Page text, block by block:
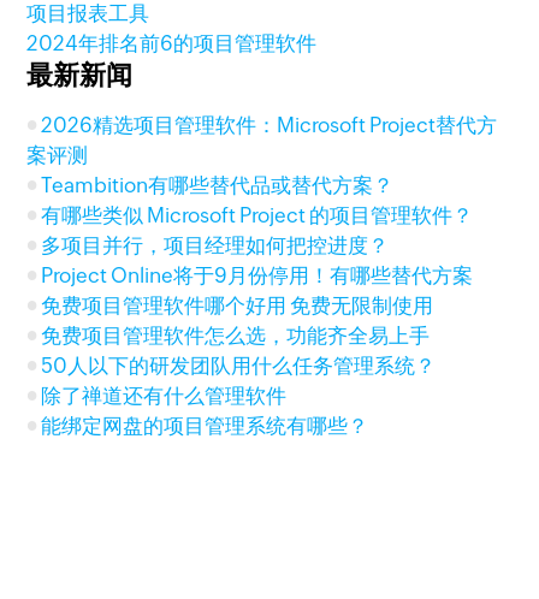
项目报表工具
2024年排名前6的项目管理软件
最新新闻
2026精选项目管理软件：Microsoft Project替代方
案评测
Teambition有哪些替代品或替代方案？
有哪些类似 Microsoft Project 的项目管理软件？
多项目并行，项目经理如何把控进度？
Project Online将于9月份停用！有哪些替代方案
免费项目管理软件哪个好用 免费无限制使用
免费项目管理软件怎么选，功能齐全易上手
50人以下的研发团队用什么任务管理系统？
除了禅道还有什么管理软件
能绑定网盘的项目管理系统有哪些？